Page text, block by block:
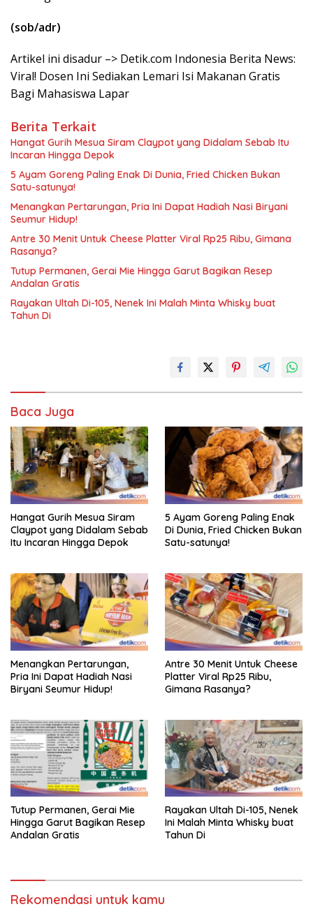
(sob/adr)
Artikel ini disadur –> Detik.com Indonesia Berita News:
Viral! Dosen Ini Sediakan Lemari Isi Makanan Gratis
Bagi Mahasiswa Lapar
Berita Terkait
Hangat Gurih Mesua Siram Claypot yang Didalam Sebab Itu
Incaran Hingga Depok
5 Ayam Goreng Paling Enak Di Dunia, Fried Chicken Bukan
Satu-satunya!
Menangkan Pertarungan, Pria Ini Dapat Hadiah Nasi Biryani
Seumur Hidup!
Antre 30 Menit Untuk Cheese Platter Viral Rp25 Ribu, Gimana
Rasanya?
Tutup Permanen, Gerai Mie Hingga Garut Bagikan Resep
Andalan Gratis
Rayakan Ultah Di-105, Nenek Ini Malah Minta Whisky buat
Tahun Di
Baca Juga
Hangat Gurih Mesua Siram
Claypot yang Didalam Sebab
Itu Incaran Hingga Depok
5 Ayam Goreng Paling Enak
Di Dunia, Fried Chicken Bukan
Satu-satunya!
Menangkan Pertarungan,
Pria Ini Dapat Hadiah Nasi
Biryani Seumur Hidup!
Antre 30 Menit Untuk Cheese
Platter Viral Rp25 Ribu,
Gimana Rasanya?
Tutup Permanen, Gerai Mie
Hingga Garut Bagikan Resep
Andalan Gratis
Rayakan Ultah Di-105, Nenek
Ini Malah Minta Whisky buat
Tahun Di
Rekomendasi untuk kamu